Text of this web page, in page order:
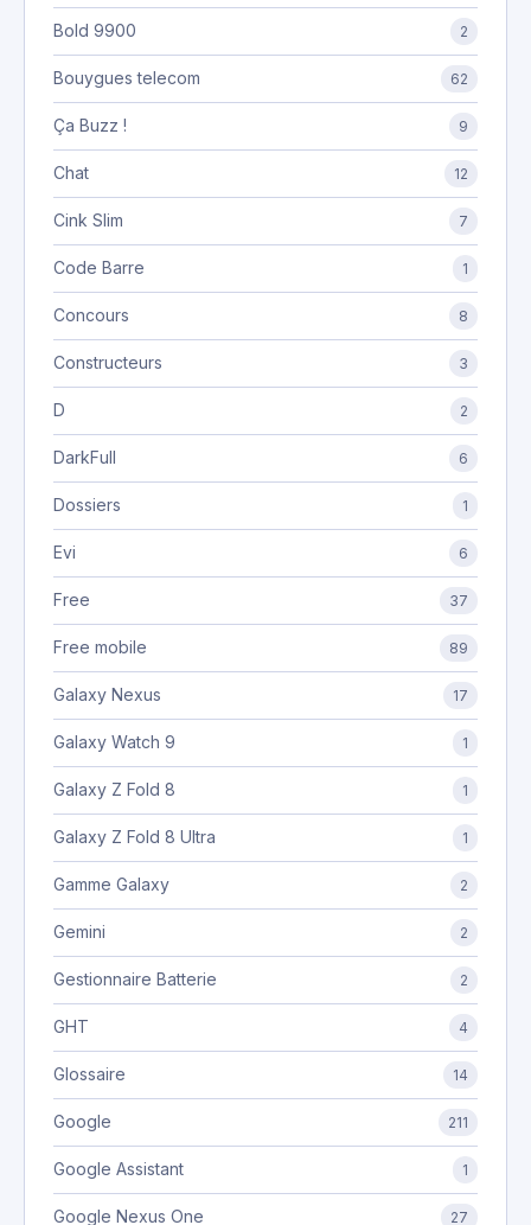
Bold 9900 2
Bouygues telecom 62
Ça Buzz ! 9
Chat 12
Cink Slim 7
Code Barre 1
Concours 8
Constructeurs 3
D 2
DarkFull 6
Dossiers 1
Evi 6
Free 37
Free mobile 89
Galaxy Nexus 17
Galaxy Watch 9 1
Galaxy Z Fold 8 1
Galaxy Z Fold 8 Ultra 1
Gamme Galaxy 2
Gemini 2
Gestionnaire Batterie 2
GHT 4
Glossaire 14
Google 211
Google Assistant 1
Google Nexus One 27